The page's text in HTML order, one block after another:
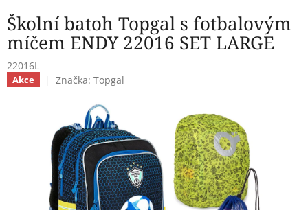
Školní batoh Topgal s fotbalovým
míčem ENDY 22016 SET LARGE
22016L
Akce Značka: Topgal